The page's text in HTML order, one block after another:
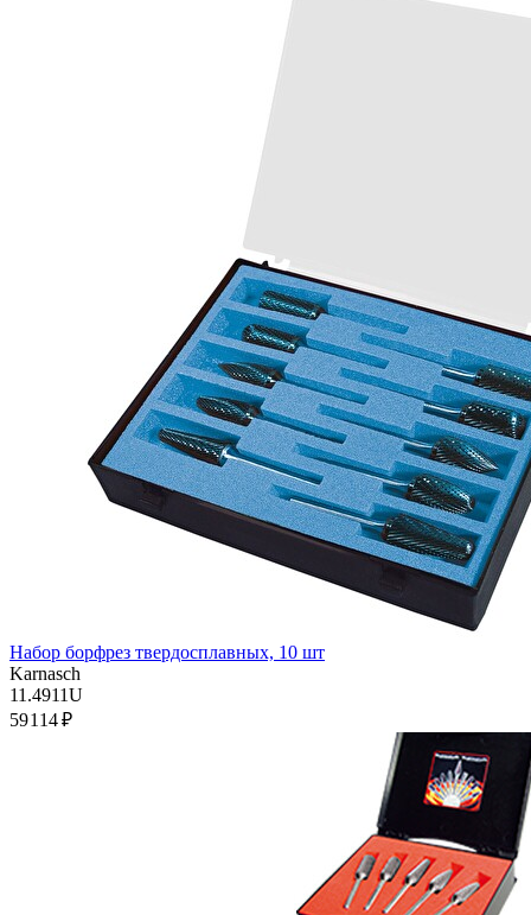
Набор борфрез твердосплавных, 10 шт
Karnasch
11.4911U
59 114 ₽